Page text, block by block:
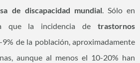
de discapacidad mundial. Sólo en
que la incidencia de trastornos
9% de la población, aproximadamente
aunque al menos el 10-20% han